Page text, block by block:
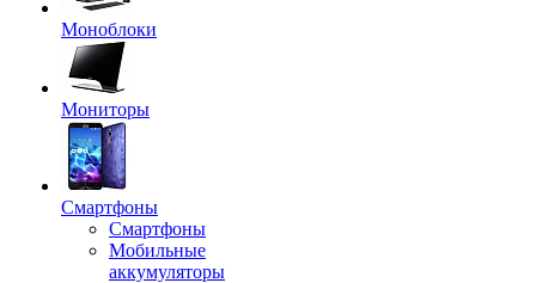
Моноблоки
Мониторы
Смартфоны
Смартфоны
Мобильные
аккумуляторы